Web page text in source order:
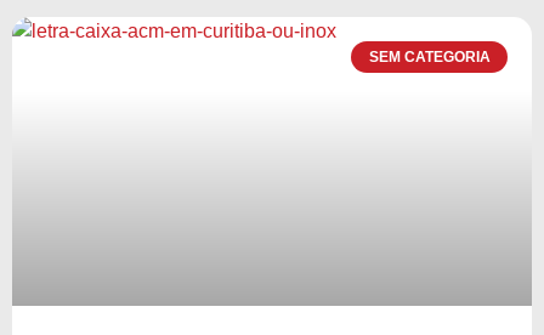
SEM CATEGORIA